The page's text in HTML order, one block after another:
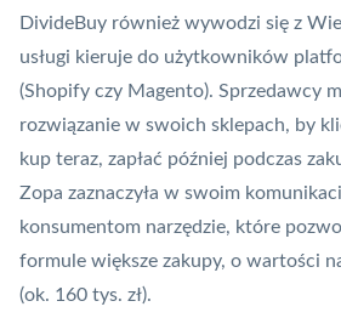
DivideBuy również wywodzi się z
usługi kieruje do użytkowników
(Shopify czy Magento). Sprzedawcy
rozwiązanie w swoich sklepach, by
kup teraz, zapłać później podczas
Zopa zaznaczyła w swoim
konsumentom narzędzie, które
formule większe zakupy, o wartości
(ok. 160 tys. zł).